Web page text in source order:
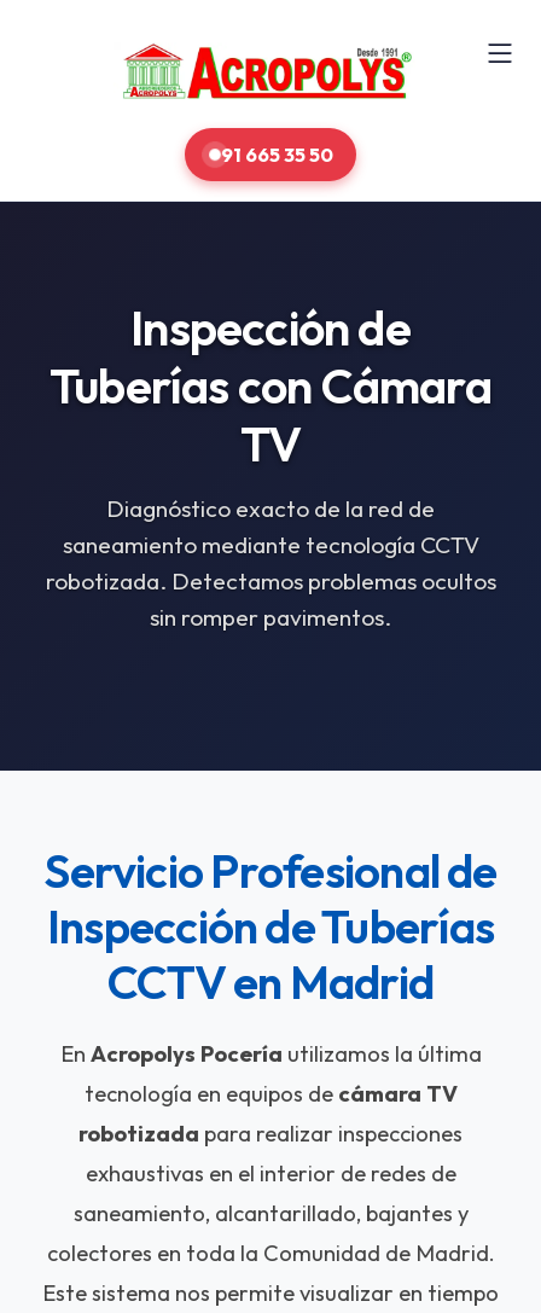
91 665 35 50
Inspección de
Tuberías con Cámara
TV
Diagnóstico exacto de la red de
saneamiento mediante tecnología CCTV
robotizada. Detectamos problemas ocultos
sin romper pavimentos.
Servicio Profesional de
Inspección de Tuberías
CCTV en Madrid
En Acropolys Pocería utilizamos la última
tecnología en equipos de cámara TV
robotizada para realizar inspecciones
exhaustivas en el interior de redes de
saneamiento, alcantarillado, bajantes y
colectores en toda la Comunidad de Madrid.
Este sistema nos permite visualizar en tiempo